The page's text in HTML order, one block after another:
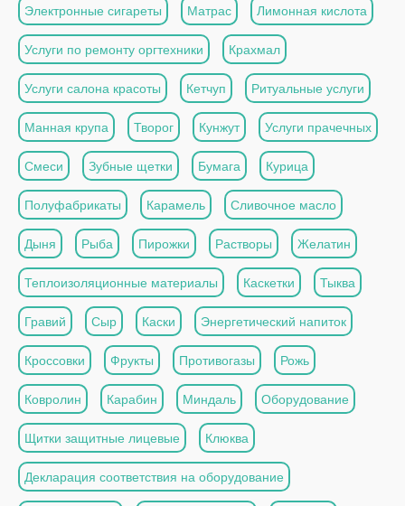
Электронные сигареты Матрас Лимонная кислота
Услуги по ремонту оргтехники Крахмал
Услуги салона красоты Кетчуп Ритуальные услуги
Манная крупа Творог Кунжут Услуги прачечных
Смеси Зубные щетки Бумага Курица
Полуфабрикаты Карамель Сливочное масло
Дыня Рыба Пирожки Растворы Желатин
Теплоизоляционные материалы Каскетки Тыква
Гравий Сыр Каски Энергетический напиток
Кроссовки Фрукты Противогазы Рожь
Ковролин Карабин Миндаль Оборудование
Щитки защитные лицевые Клюква
Декларация соответствия на оборудование